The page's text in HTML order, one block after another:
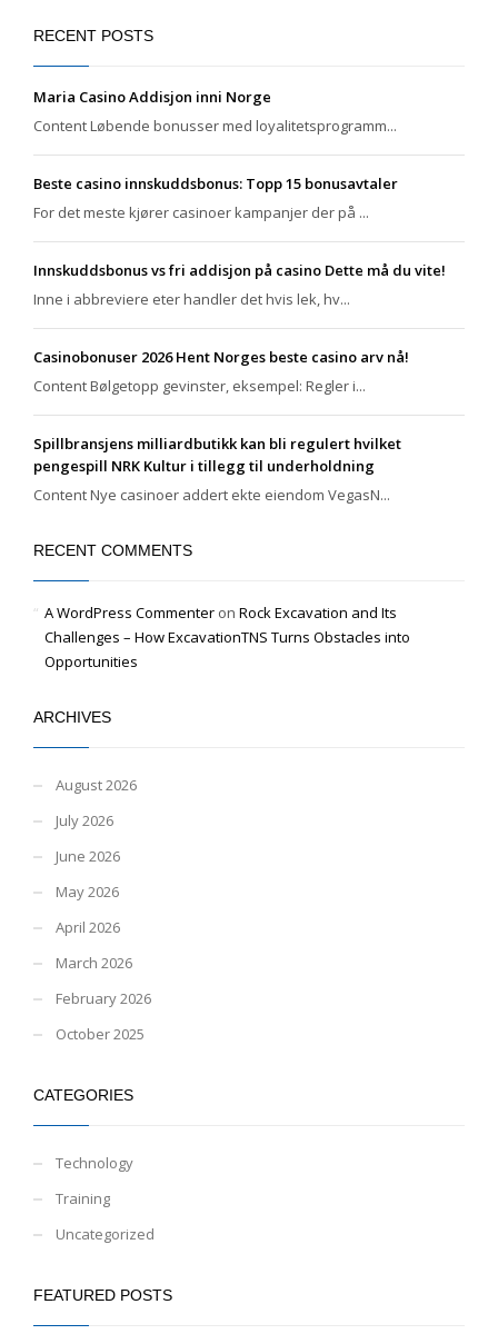
RECENT POSTS
Maria Casino Addisjon inni Norge
Content Løbende bonusser med loyalitetsprogramm...
Beste casino innskuddsbonus: Topp 15 bonusavtaler
For det meste kjører casinoer kampanjer der på ...
Innskuddsbonus vs fri addisjon på casino Dette må du vite!
Inne i abbreviere eter handler det hvis lek, hv...
Casinobonuser 2026 Hent Norges beste casino arv nå!
Content Bølgetopp gevinster, eksempel: Regler i...
Spillbransjens milliardbutikk kan bli regulert hvilket
pengespill NRK Kultur i tillegg til underholdning
Content Nye casinoer addert ekte eiendom VegasN...
RECENT COMMENTS
A WordPress Commenter on Rock Excavation and Its
Challenges – How ExcavationTNS Turns Obstacles into
Opportunities
ARCHIVES
August 2026
July 2026
June 2026
May 2026
April 2026
March 2026
February 2026
October 2025
CATEGORIES
Technology
Training
Uncategorized
FEATURED POSTS